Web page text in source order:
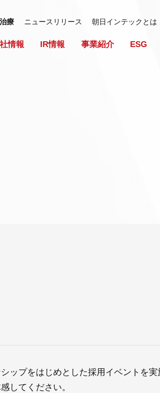
情報 IR情報 事業紹介 ESG
療 ニュースリリース 朝日インテックとは
ップをはじめとした採用イベントを実
してください。